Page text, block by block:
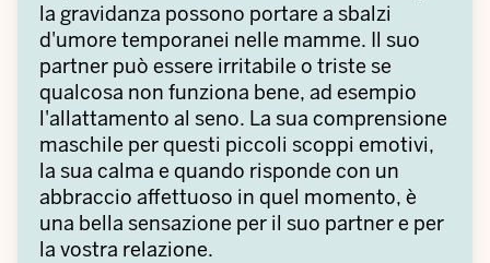
la gravidanza possono portare a sbalzi
d'umore temporanei nelle mamme. Il suo
partner può essere irritabile o triste se
qualcosa non funziona bene, ad esempio
l'allattamento al seno. La sua comprensione
maschile per questi piccoli scoppi emotivi,
la sua calma e quando risponde con un
abbraccio affettuoso in quel momento, è
una bella sensazione per il suo partner e per
la vostra relazione.